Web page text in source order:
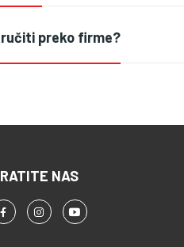
preko firme?
NAS